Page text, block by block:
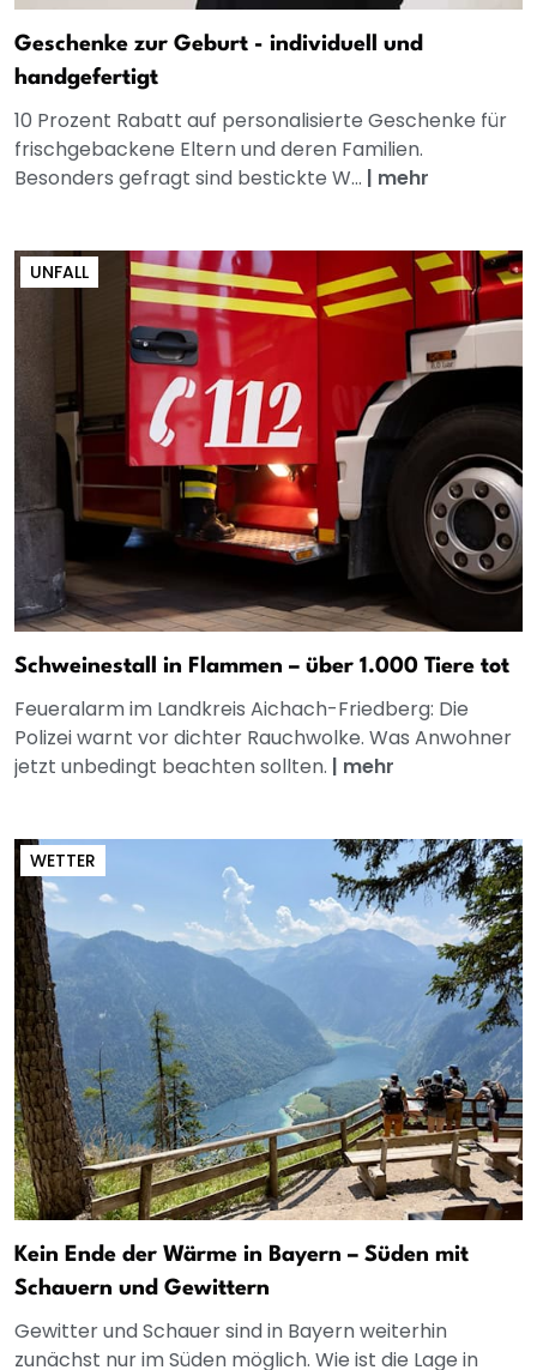
Geschenke zur Geburt - individuell und
handgefertigt
10 Prozent Rabatt auf personalisierte Geschenke für
frischgebackene Eltern und deren Familien.
Besonders gefragt sind bestickte W... | mehr
UNFALL
Schweinestall in Flammen – über 1.000 Tiere tot
Feueralarm im Landkreis Aichach-Friedberg: Die
Polizei warnt vor dichter Rauchwolke. Was Anwohner
jetzt unbedingt beachten sollten. | mehr
WETTER
Kein Ende der Wärme in Bayern – Süden mit
Schauern und Gewittern
Gewitter und Schauer sind in Bayern weiterhin
zunächst nur im Süden möglich. Wie ist die Lage in